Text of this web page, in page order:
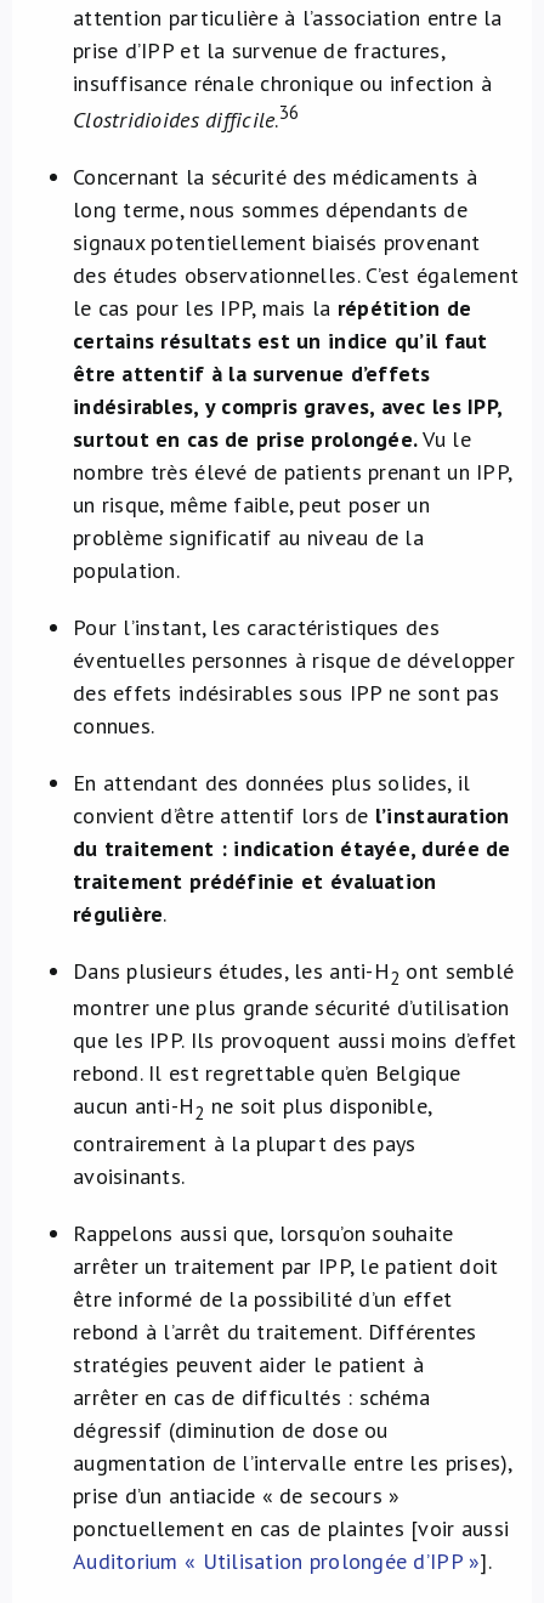
attention particulière à l’association entre la
prise d’IPP et la survenue de fractures,
insuffisance rénale chronique ou infection à
Clostridioides difficile.36
Concernant la sécurité des médicaments à
long terme, nous sommes dépendants de
signaux potentiellement biaisés provenant
des études observationnelles. C’est également
le cas pour les IPP, mais la répétition de
certains résultats est un indice qu’il faut
être attentif à la survenue d’effets
indésirables, y compris graves, avec les IPP,
surtout en cas de prise prolongée.Vu le
nombre très élevé de patients prenant un IPP,
un risque, même faible, peut poser un
problème significatif au niveau de la
population.
Pour l’instant, les caractéristiques des
éventuelles personnes à risque de développer
des effets indésirables sous IPP ne sont pas
connues.
En attendant des données plus solides, il
convient d’être attentif lors de l’instauration
du traitement : indication étayée, durée de
traitement prédéfinie et évaluation
régulière.
Dans plusieurs études, les anti-H2 ont semblé
montrer une plus grande sécurité d’utilisation
que les IPP. Ils provoquent aussi moins d’effet
rebond. Il est regrettable qu’en Belgique
aucun anti-H2 ne soit plus disponible,
contrairement à la plupart des pays
avoisinants.
Rappelons aussi que, lorsqu’on souhaite
arrêter un traitement par IPP, le patient doit
être informé de la possibilité d’un effet
rebond à l’arrêt du traitement. Différentes
stratégies peuvent aider le patient à
arrêter en cas de difficultés : schéma
dégressif (diminution de dose ou
augmentation de l’intervalle entre les prises),
prise d’un antiacide « de secours »
ponctuellement en cas de plaintes [voir aussi
Auditorium « Utilisation prolongée d’IPP »].